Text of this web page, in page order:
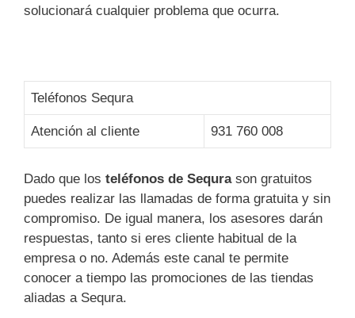
solucionará cualquier problema que ocurra.
Teléfonos Sequra
Atención al cliente 931 760 008
Dado que los teléfonos de Sequra son gratuitos
puedes realizar las llamadas de forma gratuita y sin
compromiso. De igual manera, los asesores darán
respuestas, tanto si eres cliente habitual de la
empresa o no. Además este canal te permite
conocer a tiempo las promociones de las tiendas
aliadas a Sequra.